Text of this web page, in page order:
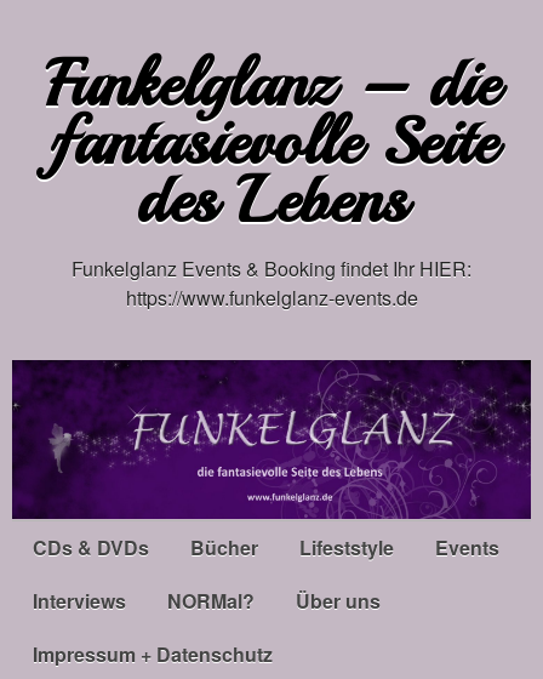
Funkelglanz – die
fantasievolle Seite
des Lebens
Funkelglanz Events & Booking findet Ihr HIER:
https://www.funkelglanz-events.de
CDs & DVDs Bücher Lifeststyle
Events
Interviews
NORMal?
Über uns
Impressum + Datenschutz